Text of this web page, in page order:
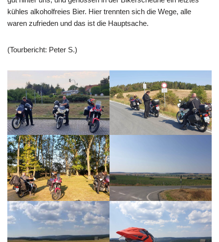
kühles alkoholfreies Bier. Hier trennten sich die Wege, alle
waren zufrieden und das ist die Hauptsache.
(Tourbericht: Peter S.)